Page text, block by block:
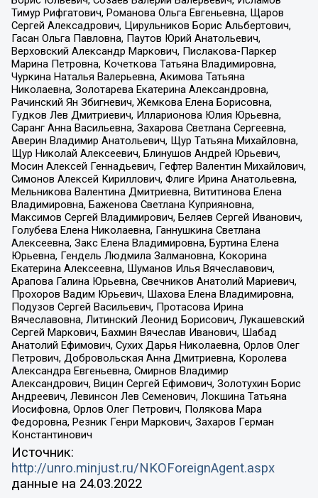
Тимур Рифгатович, Романова Ольга Евгеньевна, Щаров
Сергей Алексадрович, Цирульников Борис Альбертович,
Гасан Ольга Павловна, Паутов Юрий Анатольевич,
Верховский Александр Маркович, Пислакова-Паркер
Марина Петровна, Кочеткова Татьяна Владимировна,
Чуркина Наталья Валерьевна, Акимова Татьяна
Николаевна, Золотарева Екатерина Александровна,
Рачинский Ян Збигневич, Жемкова Елена Борисовна,
Гудков Лев Дмитриевич, Илларионова Юлия Юрьевна,
Саранг Анна Васильевна, Захарова Светлана Сергеевна,
Аверин Владимир Анатольевич, Щур Татьяна Михайловна,
Щур Николай Алексеевич, Блинушов Андрей Юрьевич,
Мосин Алексей Геннадьевич, Гефтер Валентин Михайлович,
Симонов Алексей Кириллович, Флиге Ирина Анатольевна,
Мельникова Валентина Дмитриевна, Вититинова Елена
Владимировна, Баженова Светлана Куприяновна,
Максимов Сергей Владимирович, Беляев Сергей Иванович,
Голубева Елена Николаевна, Ганнушкина Светлана
Алексеевна, Закс Елена Владимировна, Буртина Елена
Юрьевна, Гендель Людмила Залмановна, Кокорина
Екатерина Алексеевна, Шуманов Илья Вячеславович,
Арапова Галина Юрьевна, Свечников Анатолий Мариевич,
Прохоров Вадим Юрьевич, Шахова Елена Владимировна,
Подузов Сергей Васильевич, Протасова Ирина
Вячеславовна, Литинский Леонид Борисович, Лукашевский
Сергей Маркович, Бахмин Вячеслав Иванович, Шабад
Анатолий Ефимович, Сухих Дарья Николаевна, Орлов Олег
Петрович, Добровольская Анна Дмитриевна, Королева
Александра Евгеньевна, Смирнов Владимир
Александрович, Вицин Сергей Ефимович, Золотухин Борис
Андреевич, Левинсон Лев Семенович, Локшина Татьяна
Иосифовна, Орлов Олег Петрович, Полякова Мара
Федоровна, Резник Генри Маркович, Захаров Герман
Константинович
Источник:
http://unro.minjust.ru/NKOForeignAgent.aspx
данные на 24.03.2022